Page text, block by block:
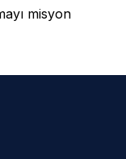
misyon